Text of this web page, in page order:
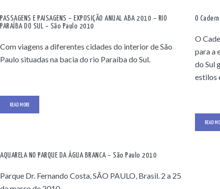
PASSAGENS E PAISAGENS – EXPOSIÇÃO ANUAL ABA 2010 – RIO
PARAÍBA DO SUL – São Paulo 2010
Com viagens a diferentes cidades do interior de São
Paulo situadas na bacia do rio Paraíba do Sul.
READ MORE
O
O
para a
do Sul
estilos
READ
AQUARELA NO PARQUE DA ÁGUA BRANCA – São Paulo 2010
Parque Dr. Fernando Costa, SÃO PAULO, Brasil. 2 a 25